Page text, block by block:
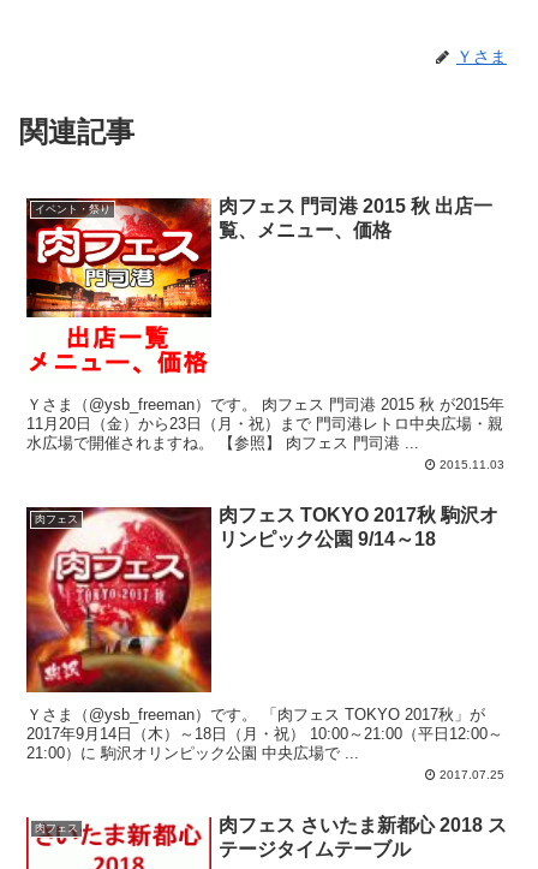
Ｙさま
関連記事
イベント・祭り
肉フェス 門司港 2015 秋 出店一
覧、メニュー、価格
Ｙさま（@ysb_freeman）です。 肉フェス 門司港 2015 秋 が2015年
11月20日（金）から23日（月・祝）まで 門司港レトロ中央広場・親
水広場で開催されますね。 【参照】 肉フェス 門司港 ...
2015.11.03
肉フェス
肉フェス TOKYO 2017秋 駒沢オ
リンピック公園 9/14～18
Ｙさま（@ysb_freeman）です。 「肉フェス TOKYO 2017秋」が
2017年9月14日（木）～18日（月・祝） 10:00～21:00（平日12:00～
21:00）に 駒沢オリンピック公園 中央広場で ...
2017.07.25
肉フェス
肉フェス さいたま新都心 2018 ス
テージタイムテーブル